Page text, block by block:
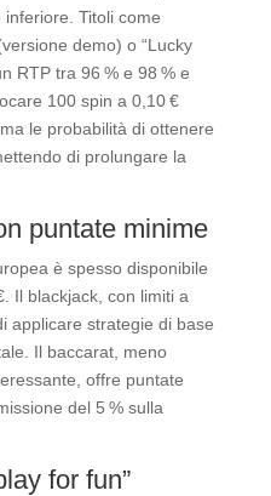
Titoli come
demo) o “Lucky
RTP tra 96 % e 98 % e
100 spin a 0,10 €
le probabilità di ottenere
di prolungare la
puntate minime
è spesso disponibile
Il blackjack, con limiti a
applicare strategie di base
Il baccarat, meno
offre puntate
del 5 % sulla
for fun”